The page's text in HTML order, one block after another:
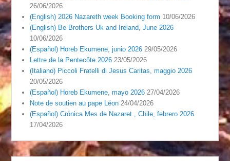
26/06/2026
(English) 2026 Nazareth week Booking form 10/06/2026
(English) Be Brothers Uk and Ireland, June 2026
10/06/2026
(Español) Horeb Ekumene, junio 2026 29/05/2026
Lettre de la Pentecôte 2026 23/05/2026
(Italiano) Piccoli Fratelli di Jesus Caritas, maggio 2026
20/05/2026
(Español) Horeb Ekumene, mayo 2026 27/04/2026
Note de soutien au pape Léon 24/04/2026
(Español) Crónica Mes de Nazaret , Chile, febrero 2026
17/04/2026